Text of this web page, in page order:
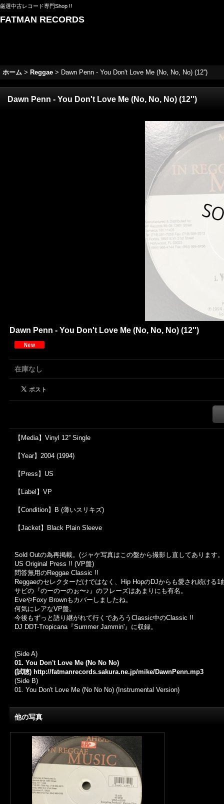
厳選中古レコード専門Shop !!
FATMAN RECORDS
ホーム > Reggae > Dawn Penn - You Don't Love Me (No, No, No) (12'')
Dawn Penn - You Don't Love Me (No, No, No) (12'')
Dawn Penn - You Don't Love Me (No, No, No) (12'')
在庫なし
【Media】Vinyl 12'' Single
【Year】2004 (1994)
【Press】US
【Label】VP
【Condition】B (薄いスリキズ)
【Jacket】Black Plain Sleeve
Sold Outの為再掲載。(ジャケ写真はこの盤から撮影し直してあります
US Original Press !! (VP盤)
問答無用のReggae Classic !!
Reggaeのセレクターだけではなく、Hip HopのDJからも愛され続ける1
サビの『のーのーのぉ〜♪』のフレーズはあまりにも有名。
EveやFoxy Brownもカバーしましたね。
何気にレアなVP盤。
今後もずっと語り継がれて行くであろうClassic中のClassic !!
DJ DDT-Tropicana『Summer Jammin'』に収録。
(Side A)
01. You Don't Love Me (No No No)
(試聴) http://fatmanrecords.sakura.ne.jp/mike/DawnPenn.mp3
(Side B)
01. You Don't Love Me (No No No) (Instrumental Version)
他の写真